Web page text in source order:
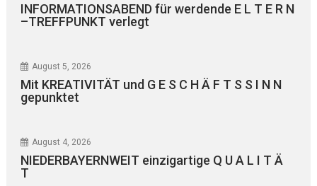
INFORMATIONSABEND für werdende E L T E R N
–TREFFPUNKT verlegt
August 5, 2026
Mit KREATIVITÄT und G E S C H Ä F T S S I N N
gepunktet
August 4, 2026
NIEDERBAYERNWEIT einzigartige Q U A L I T Ä
T